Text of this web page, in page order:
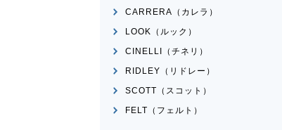
CARRERA（カレラ）
LOOK（ルック）
CINELLI（チネリ）
RIDLEY（リドレー）
SCOTT（スコット）
FELT（フェルト）